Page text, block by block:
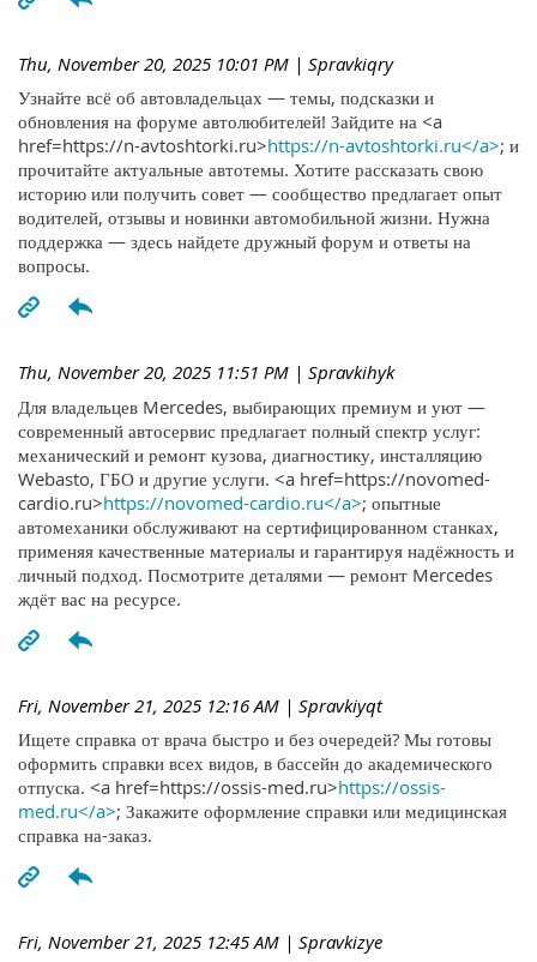
Thu, November 20, 2025 10:01 PM | Spravkiqry
Узнайте всё об автовладельцах — темы, подсказки и
обновления на форуме автолюбителей! Зайдите на <a
href=https://n-avtoshtorki.ru>https://n-avtoshtorki.ru</a>; и
прочитайте актуальные автотемы. Хотите рассказать свою
историю или получить совет — сообщество предлагает опыт
водителей, отзывы и новинки автомобильной жизни. Нужна
поддержка — здесь найдете дружный форум и ответы на
вопросы.
Thu, November 20, 2025 11:51 PM | Spravkihyk
Для владельцев Mercedes, выбирающих премиум и уют —
современный автосервис предлагает полный спектр услуг:
механический и ремонт кузова, диагностику, инсталляцию
Webasto, ГБО и другие услуги. <a href=https://novomed-
cardio.ru>https://novomed-cardio.ru</a>; опытные
автомеханики обслуживают на сертифицированном станках,
применяя качественные материалы и гарантируя надёжность и
личный подход. Посмотрите деталями — ремонт Mercedes
ждёт вас на ресурсе.
Fri, November 21, 2025 12:16 AM | Spravkiyqt
Ищете справка от врача быстро и без очередей? Мы готовы
оформить справки всех видов, в бассейн до академического
отпуска. <a href=https://ossis-med.ru>https://ossis-
med.ru</a>; Закажите оформление справки или медицинская
справка на-заказ.
Fri, November 21, 2025 12:45 AM | Spravkizye